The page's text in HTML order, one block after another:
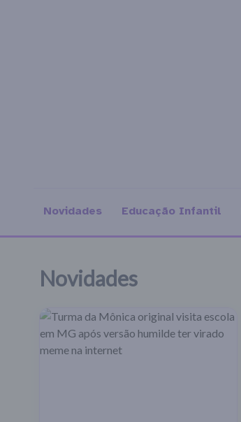
Novidades Educação Infantil
Novidades